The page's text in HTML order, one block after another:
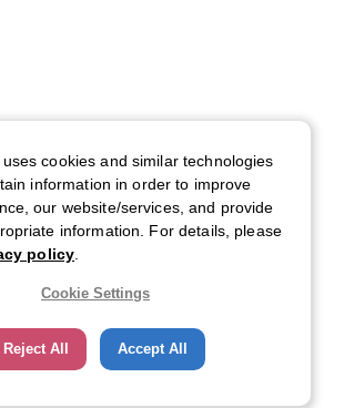
cookies and similar technologies
information in order to improve
our website/services, and provide
information. For details, please
policy
Cookie Settings
Reject All Accept All